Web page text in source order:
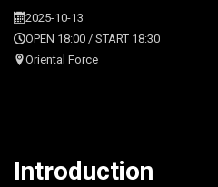
2025-10-13
OPEN 18:00 / START 18:30
Oriental Force
Introduction